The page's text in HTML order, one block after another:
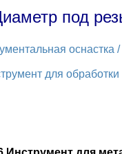
под
оснастка
для